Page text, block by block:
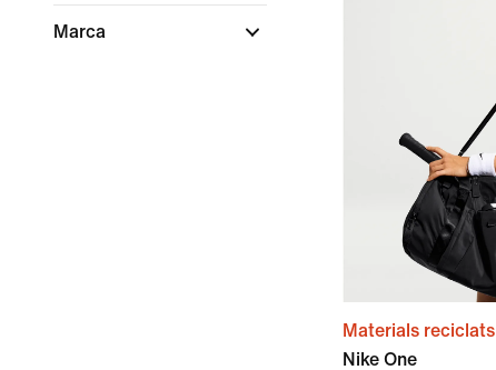
Marca
Materials reciclats
Nike One